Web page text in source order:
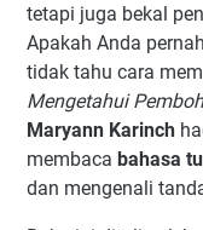
tetapi juga bekal
Apakah Anda
tidak tahu cara
Mengetahui
Maryann Karinch
membaca bahasa
dan mengenali